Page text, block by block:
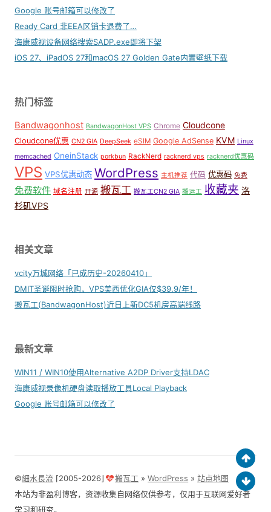
Google 账号邮箱可以修改了
Ready Card 非EEA区销卡退费了…
海康威视设备网络搜索SADP.exe即将下架
iOS 27、iPadOS 27和macOS 27 Golden Gate内置壁纸下载
热门标签
Bandwagonhost BandwagonHost VPS Chrome Cloudcone
Cloudcone优惠 CN2 GIA DeepSeek eSIM Google AdSense KVM Linux
memcached OneinStack porkbun RackNerd racknerd vps racknerd优惠码
VPS VPS优惠动态 WordPress 主机推荐 代码 优惠码 免费
免费软件 域名注册 开源 搬瓦工 搬瓦工CN2 GIA 搬运工 收藏夹 洛
杉矶VPS
相关文章
vcity万城网络「已成历史-20260410」
DMIT圣诞限时抢购，VPS美西优化GIA仅$39.9/年！
搬瓦工(BandwagonHost)近日上新DC5机房高端线路
最新文章
WIN11 / WIN10使用Alternative A2DP Driver支持LDAC
海康威视录像机硬盘读取播放工具Local Playback
Google 账号邮箱可以修改了
©細水長流 ⌈2005-2026⌋ 搬瓦工 »WordPress »站点地图
本站为非盈利博客，资源收集自网络仅供参考，仅用于互联网爱好者
学习和研究。